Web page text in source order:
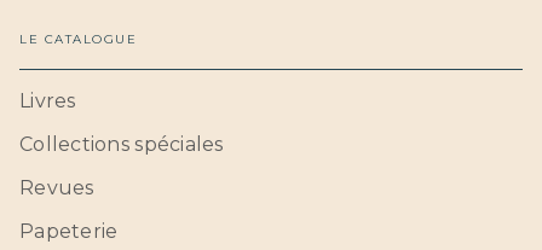
LE CATALOGUE
Livres
Collections spéciales
Revues
Papeterie